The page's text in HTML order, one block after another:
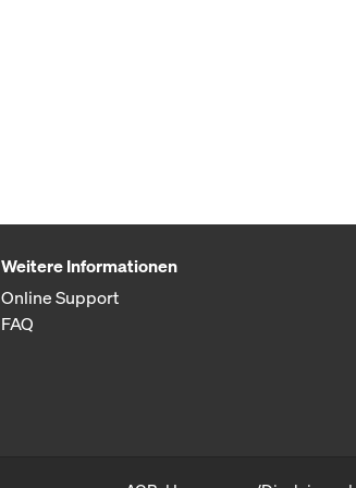
Weitere Informationen
Online Support
FAQ